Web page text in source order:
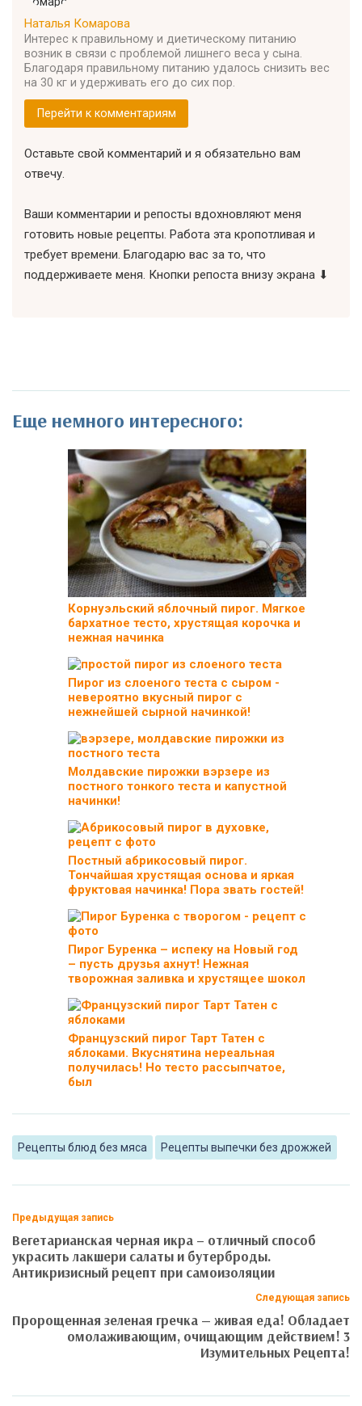
Наталья Комарова
Интерес к правильному и диетическому питанию
возник в связи с проблемой лишнего веса у сына.
Благодаря правильному питанию удалось снизить вес
на 30 кг и удерживать его до сих пор.
Перейти к комментариям
Оставьте свой комментарий и я обязательно вам
отвечу.
Ваши комментарии и репосты вдохновляют меня
готовить новые рецепты. Работа эта кропотливая и
требует времени. Благодарю вас за то, что
поддерживаете меня. Кнопки репоста внизу экрана ⬇
Еще немного интересного:
Корнуэльский яблочный пирог. Мягкое
бархатное тесто, хрустящая корочка и
нежная начинка
Пирог из слоеного теста с сыром -
невероятно вкусный пирог с
нежнейшей сырной начинкой!
Молдавские пирожки вэрзере из
постного тонкого теста и капустной
начинки!
Постный абрикосовый пирог.
Тончайшая хрустящая основа и яркая
фруктовая начинка! Пора звать гостей!
Пирог Буренка – испеку на Новый год
– пусть друзья ахнут! Нежная
творожная заливка и хрустящее шокол
Французский пирог Тарт Татен с
яблоками. Вкуснятина нереальная
получилась! Но тесто рассыпчатое,
был
Рецепты блюд без мяса Рецепты выпечки без дрожжей
Предыдущая запись
Вегетарианская черная икра – отличный способ
украсить лакшери салаты и бутерброды.
Антикризисный рецепт при самоизоляции
Следующая запись
Пророщенная зеленая гречка — живая еда! Обладает
омолаживающим, очищающим действием! 3
Изумительных Рецепта!